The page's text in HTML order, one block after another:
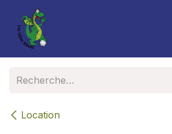
Se rendre au contenu
Location